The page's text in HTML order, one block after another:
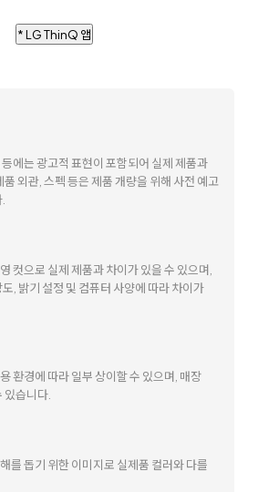
* LG ThinQ 앱
에는 광고적 표현이 포함되어 실제 제품과
외관, 스펙 등은 제품 개량을 위해 사전 예고
컷으로 실제 제품과 차이가 있을 수 있으며,
, 밝기 설정 및 컴퓨터 사양에 따라 차이가
환경에 따라 일부 상이할 수 있으며, 매장
있습니다.
를 돕기 위한 이미지로 실제품 컬러와 다를